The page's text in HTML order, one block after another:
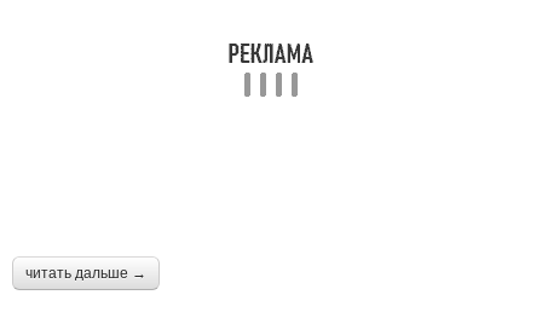
читать дальше →